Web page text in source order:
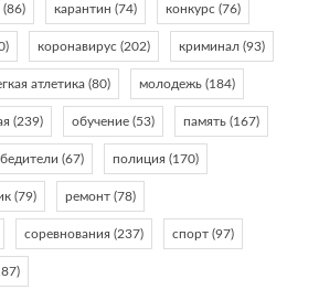
(86) карантин (74) конкурс (76)
коронавирус (202) криминал (93)
атлетика (80) молодежь (184)
(239) обучение (53) память (167)
(67) полиция (170)
(79) ремонт (78)
соревнования (237) спорт (97)